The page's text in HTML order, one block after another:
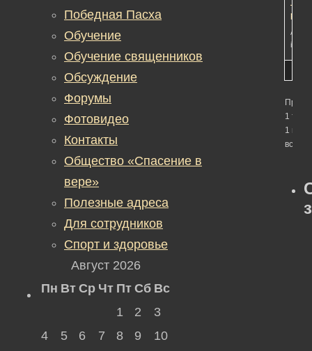
in:
1
1 по 1
всего)
Победная Пасха
Обучение
Обучение священников
Обсуждение
Форумы
Фотовидео
Контакты
Общество «Спасение в
вере»
Полезные адреса
Для сотрудников
Спорт и здоровье
Август 2026
Пн Вт Ср Чт Пт Сб Вс
1
2
3
4
5 6 7 8 9
10